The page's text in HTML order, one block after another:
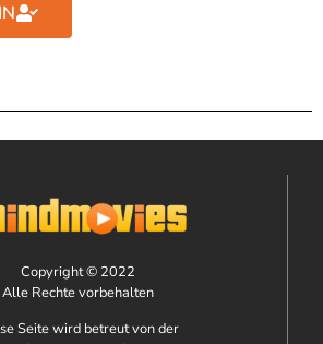
Copyright © 2022
Alle Rechte vorbehalten
Seite wird betreut von der